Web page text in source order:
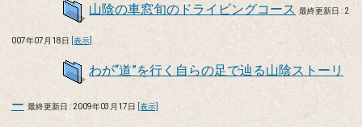
山陰の車窓旬のドライビングコース 最終更新日 : 2
007年07月18日 [表示]
わが“道”を行く自らの足で辿る山陰ストーリ
ー 最終更新日 : 2009年03月17日 [表示]